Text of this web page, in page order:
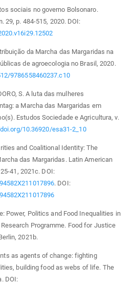
sociais no governo Bolsonaro.
29, p. 484-515, 2020. DOI:
da Marcha das Margaridas na
de agroecologia no Brasil, 2020.
9786558460237.c10
S. A luta das mulheres
a Marcha das Margaridas em
Estudos Sociedade e Agricultura, v.
10.36920/esa31-2_10
and Coalitional Identity: The
das Margaridas. Latin American
41, 2021c. DOI:
. DOI:
Power, Politics and Food Inequalities in
Programme. Food for Justice
2021b.
as agents of change: fighting
building food as webs of life. The
DOI: